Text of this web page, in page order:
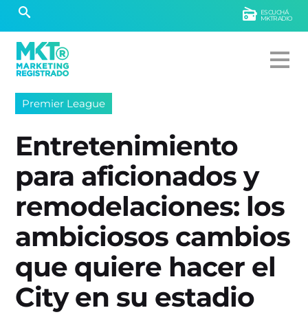
ESCUCHÁ
MKTRADIO
Premier League
Entretenimiento
para aficionados y
remodelaciones: los
ambiciosos cambios
que quiere hacer el
City en su estadio